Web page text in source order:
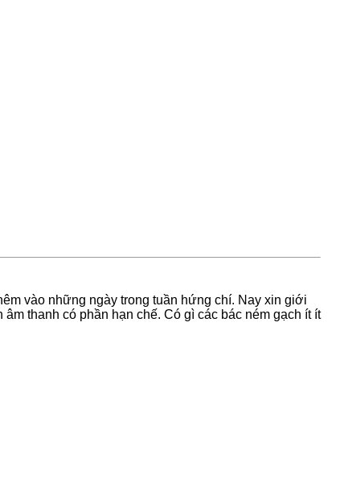
vào những ngày trong tuần hứng chí. Nay xin giới
thanh có phần hạn chế. Có gì các bác ném gạch ít ít